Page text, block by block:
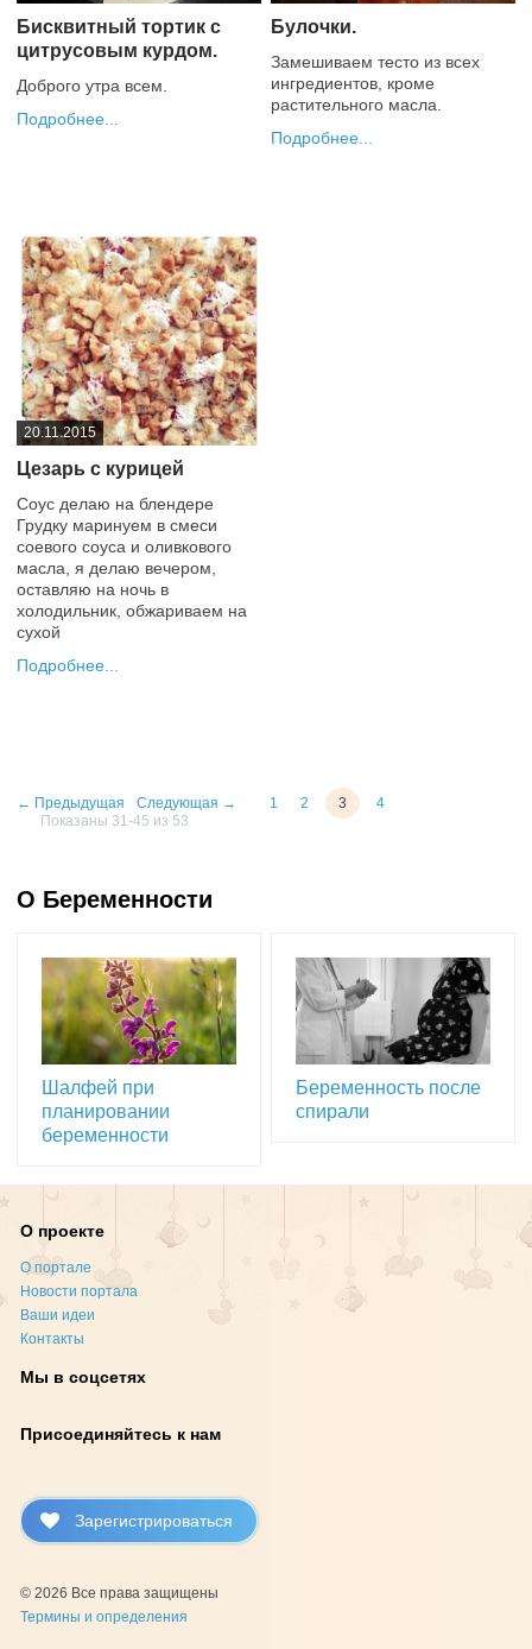
Бисквитный тортик с
цитрусовым курдом.
Доброго утра всем.
Подробнее
Булочки.
Замешиваем тесто из всех
ингредиентов, кроме
растительного масла.
Подробнее
20.11.2015
Цезарь с курицей
Соус делаю на блендере
Грудку маринуем в смеси
соевого соуса и оливкового
масла, я делаю вечером,
оставляю на ночь в
холодильник, обжариваем на
сухой
Подробнее
← Предыдущая Следующая → 1 2 3
4
Показаны 31-45 из 53
О Беременности
Шалфей при
планировании
беременности
Беременность после
спирали
О проекте
О портале
Новости портала
Ваши идеи
Контакты
Мы в соцсетях
Присоединяйтесь к нам
Зарегистрироваться
© 2026 Все права защищены
Термины и определения